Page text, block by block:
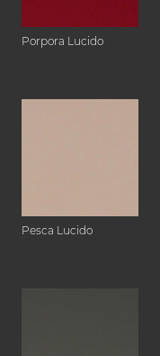
Porpora Lucido
Pesca Lucido